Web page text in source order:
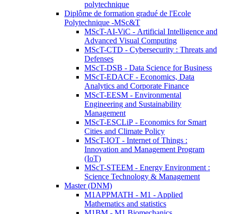
polytechnique
Diplôme de formation gradué de l'Ecole
Polytechnique -MSc&T
MScT-AI-ViC - Artificial Intelligence and
Advanced Visual Computing
MScT-CTD - Cybersecurity : Threats and
Defenses
MScT-DSB - Data Science for Business
MScT-EDACF - Economics, Data
Analytics and Corporate Finance
MScT-EESM - Environmental
Engineering and Sustainability
Management
MScT-ESCLiP - Economics for Smart
Cities and Climate Policy
MScT-IOT - Internet of Things :
Innovation and Management Program
(IoT)
MScT-STEEM - Energy Environment :
Science Technology & Management
Master (DNM)
M1APPMATH - M1 - Applied
Mathematics and statistics